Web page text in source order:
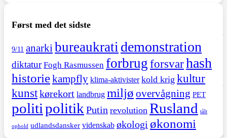
Først med det sidste
9/11 anarki bureaukrati demonstration
diktatur Fogh Rasmussen forbrugforsvarhash
historiekampfly klima-aktivister kold krig kultur
kunstkørekort landbrug miljø overvågning PET
politipolitik Putin revolution Rusland tålt
ophold udlandsdansker videnskab økologi økonomi